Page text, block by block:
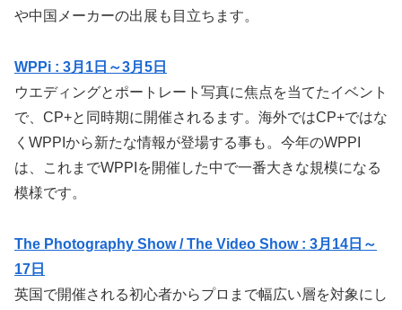
や中国メーカーの出展も目立ちます。
WPPi : 3月1日～3月5日
ウエディングとポートレート写真に焦点を当てたイベント
で、CP+と同時期に開催されるます。海外ではCP+ではな
くWPPIから新たな情報が登場する事も。今年のWPPI
は、これまでWPPIを開催した中で一番大きな規模になる
模様です。
The Photography Show / The Video Show : 3月14日～
17日
英国で開催される初心者からプロまで幅広い層を対象にし